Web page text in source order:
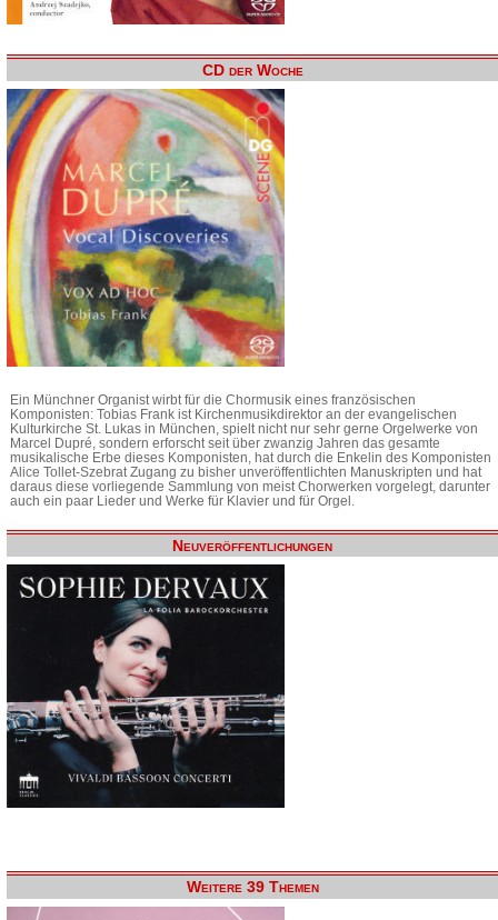
CD der Woche
Ein Münchner Organist wirbt für die Chormusik eines französischen
Komponisten: Tobias Frank ist Kirchenmusikdirektor an der evangelischen
Kulturkirche St. Lukas in München, spielt nicht nur sehr gerne Orgelwerke von
Marcel Dupré, sondern erforscht seit über zwanzig Jahren das gesamte
musikalische Erbe dieses Komponisten, hat durch die Enkelin des Komponisten
Alice Tollet-Szebrat Zugang zu bisher unveröffentlichten Manuskripten und hat
daraus diese vorliegende Sammlung von meist Chorwerken vorgelegt, darunter
auch ein paar Lieder und Werke für Klavier und für Orgel.
Neuveröffentlichungen
Weitere 39 Themen